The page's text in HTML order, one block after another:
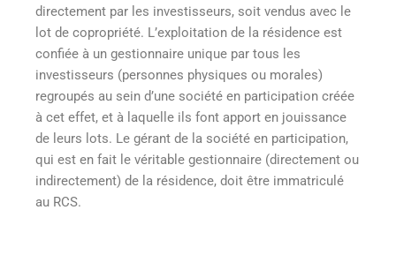
directement par les investisseurs, soit vendus avec le
lot de copropriété. L’exploitation de la résidence est
confiée à un gestionnaire unique par tous les
investisseurs (personnes physiques ou morales)
regroupés au sein d’une société en participation créée
à cet effet, et à laquelle ils font apport en jouissance
de leurs lots. Le gérant de la société en participation,
qui est en fait le véritable gestionnaire (directement ou
indirectement) de la résidence, doit être immatriculé
au RCS.